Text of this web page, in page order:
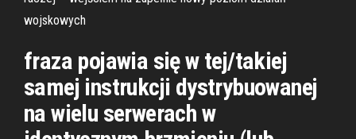
wojskowych
fraza pojawia się w tej/takiej
samej instrukcji dystrybuowanej
na wielu serwerach w